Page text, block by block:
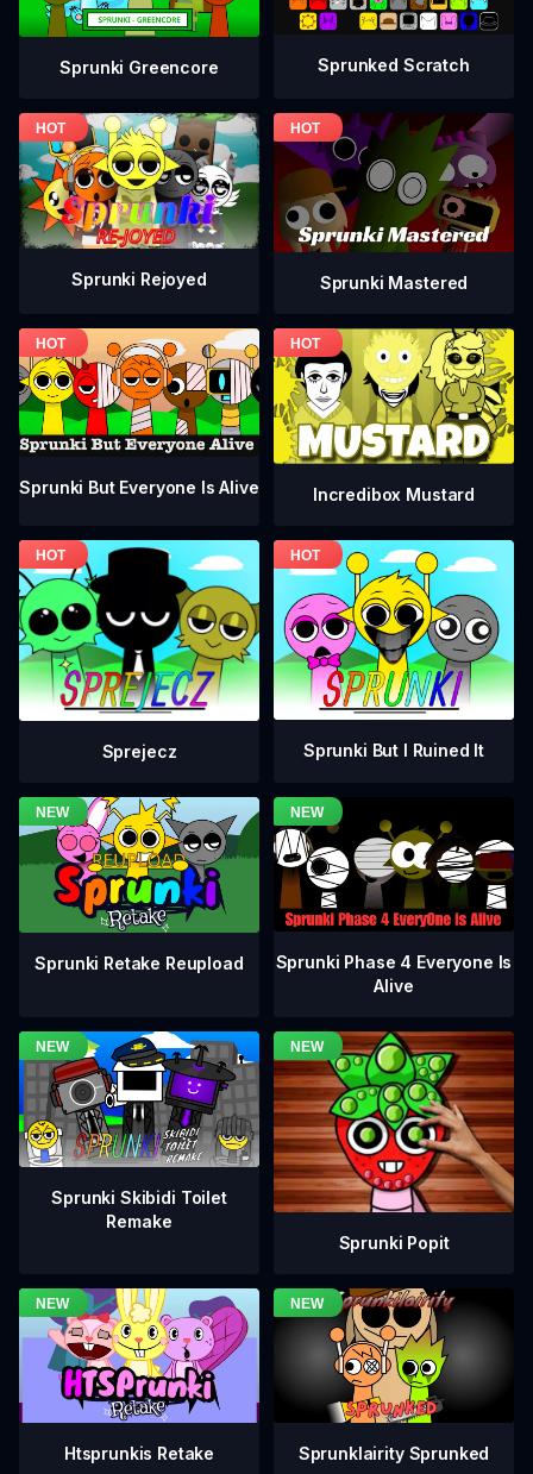
Sprunki Greencore Sprunked Scratch
Sprunki Rejoyed Sprunki Mastered
Sprunki But Everyone Is Alive Incredibox Mustard
Sprejecz Sprunki But I Ruined It
Sprunki Retake Reupload
Sprunki Phase 4 Everyone Is
Alive
Sprunki Skibidi Toilet
Remake
Sprunki Popit
Htsprunkis Retake Sprunklairity Sprunked